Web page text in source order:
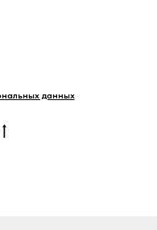
данных